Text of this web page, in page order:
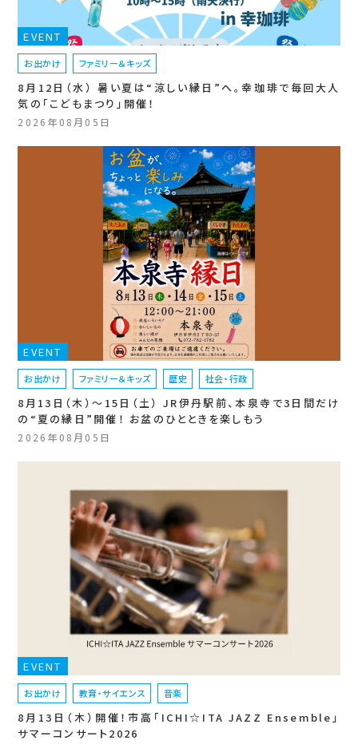
EVENT
お出かけ ファミリー＆キッズ
8月12日（水） 暑い夏は“涼しい縁日”へ。幸珈琲で毎回大人
気の「こどもまつり」開催！
2026年08月05日
EVENT
お出かけ ファミリー＆キッズ 歴史 社会・行政
8月13日（木）〜15日（土） JR伊丹駅前、本泉寺で3日間だけ
の“夏の縁日”開催！ お盆のひとときを楽しもう
2026年08月05日
EVENT
お出かけ 教育・サイエンス 音楽
8月13日（木）開催！市高「ICHI☆ITA JAZZ Ensemble」
サマーコンサート2026